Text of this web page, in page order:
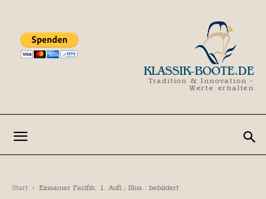
KLASSIK-BOOTE.DE
Tradition & Innovation -
Werte erhalten
Start Einsamer Pazifik. 1. Aufl., Illus.: bebildert